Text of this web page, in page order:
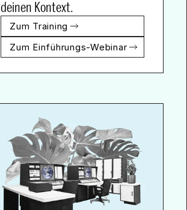
deinen Kontext.
Zum Training
Zum Einführungs-Webinar